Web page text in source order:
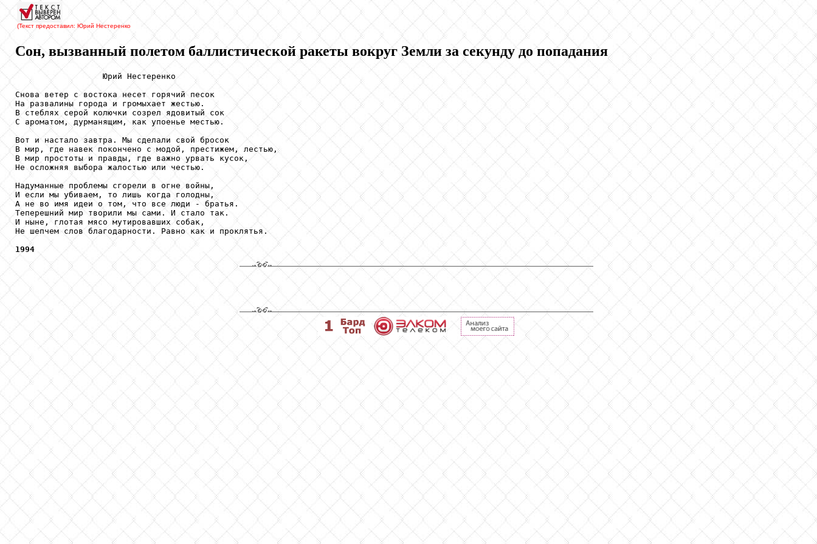
(Текст предоставил: Юрий Нестеренко
Сон, вызванный полетом баллистической ракеты вокруг Земли за секунду до попадания
                  Юрий Нестеренко
Снова ветер с востока несет горячий песок
На развалины города и громыхает жестью.
В стеблях серой колючки созрел ядовитый сок
С ароматом, дурманящим, как упоенье местью.
Вот и настало завтра. Мы сделали свой бросок
В мир, где навек покончено с модой, престижем, лестью,
В мир простоты и правды, где важно урвать кусок,
Не осложняя выбора жалостью или честью.
Надуманные проблемы сгорели в огне войны,
И если мы убиваем, то лишь когда голодны,
А не во имя идеи о том, что все люди - братья.
Теперешний мир творили мы сами. И стало так.
И ныне, глотая мясо мутировавших собак,
Не шепчем слов благодарности. Равно как и проклятья.
1994